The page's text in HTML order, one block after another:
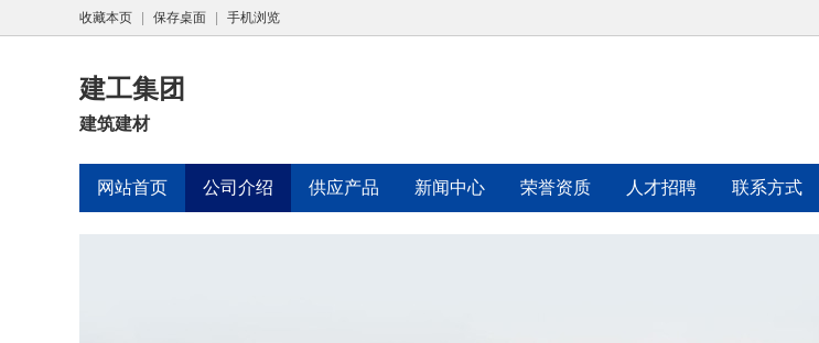
收藏本页 保存桌面 手机浏览
建工集团
建筑建材
网站首页 公司介绍 供应产品 新闻中心 荣誉资质 人才招聘 联系方式